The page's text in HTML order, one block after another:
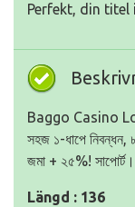
Perfekt, din titel
Baggo Casino
সহজ ১-ধাপে
জমা + ২৫%! সাপোর্ট।
Längd : 136